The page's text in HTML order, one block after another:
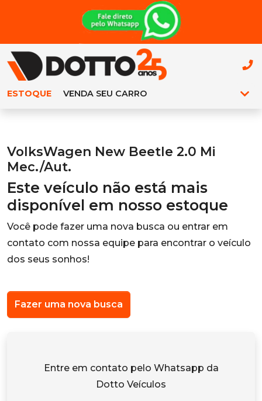
ESTOQUE VENDA SEU CARRO
VolksWagen New Beetle 2.0 Mi
Mec./Aut.
Este veículo não está mais
disponível em nosso estoque
Você pode fazer uma nova busca ou entrar em
contato com nossa equipe para encontrar o veículo
dos seus sonhos!
Fazer uma nova busca
Entre em contato pelo Whatsapp da
Dotto Veículos